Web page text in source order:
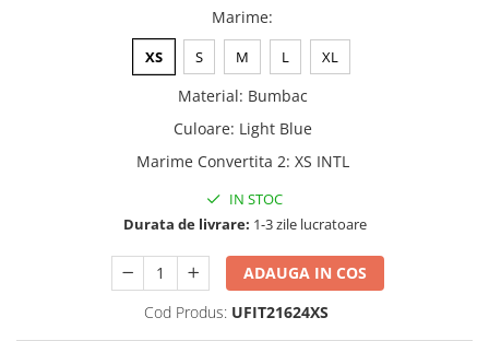
Marime:
XS S M L XL
Material: Bumbac
Culoare: Light Blue
Marime Convertita 2: XS INTL
IN STOC
Durata de livrare: 1-3 zile lucratoare
ADAUGA IN COS
Cod Produs: UFIT21624XS